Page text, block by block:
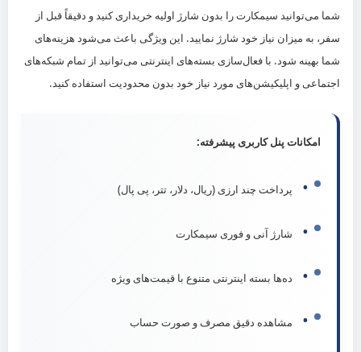
شما می‌توانید سیمکارت را بدون شارژ اولیه خریداری کنید و دقیقاً قبل از
سفر، به میزان نیاز خود شارژ نمایید. این ویژگی باعث می‌شود هزینه‌های
شما بهینه شود. با فعال‌سازی بسته‌های اینترنتی می‌توانید از تمام شبکه‌های
اجتماعی و اپلیکیشن‌های مورد نیاز خود بدون محدودیت استفاده کنید.
امکانات پنل کاربری پیشرفته:
• پرداخت چند ارزی (ریال، دلار، تتر، پی پال)
• شارژ آنی و فوری سیمکارت
• ده‌ها بسته اینترنتی متنوع با قیمت‌های ویژه
• مشاهده دقیق مصرف و صورت حساب